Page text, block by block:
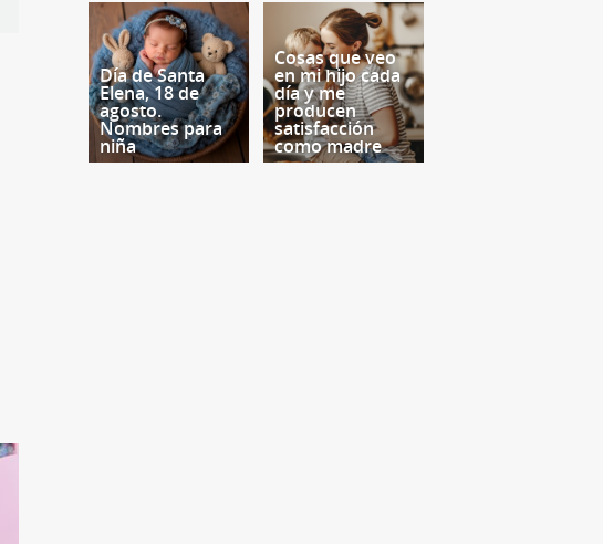
Día de Santa
Elena, 18 de
agosto.
Nombres para
niña
Cosas que veo
en mi hijo cada
día y me
producen
satisfacción
como madre